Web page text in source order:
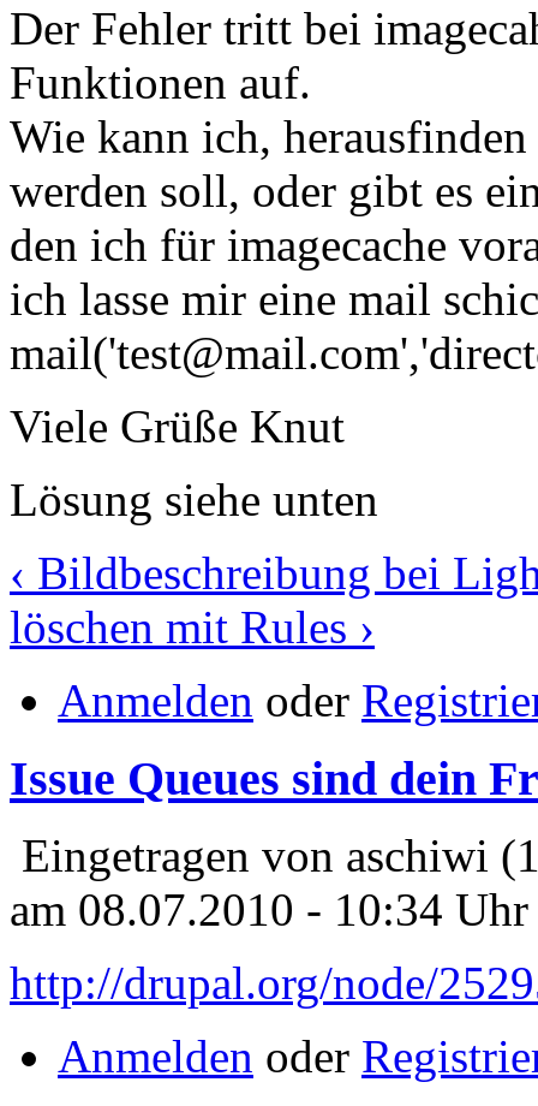
Der Fehler tritt bei
Funktionen auf.
Wie kann ich,
werden soll, oder gibt es
den ich für imagecache
ich lasse mir eine mail
Viele Grüße Knut
Lösung siehe unten
‹ Bildbeschreibung bei
löschen mit Rules ›
Anmelden oder
Issue Queues sind dein
Eingetragen von aschiwi
am 08.07.2010 - 10:34 Uhr
http://drupal.org/node/
Anmelden oder